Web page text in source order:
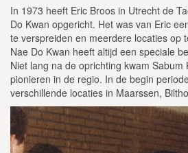
In 1973 heeft Eric Broos in Utrecht de
Do Kwan opgericht. Het was van Eric
te verspreiden en meerdere locaties op
Nae Do Kwan heeft altijd een speciale
Niet lang na de oprichting kwam Sabum
pionieren in de regio. In de begin
verschillende locaties in Maarssen,